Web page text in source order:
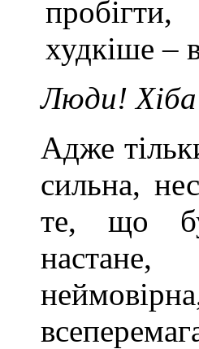
худкіше –
Люди! Хіба
Адже
сильна,
те, що